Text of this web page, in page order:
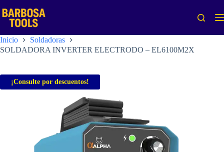
al
contenido
Inicio
Soldadoras
SOLDADORA INVERTER ELECTRODO – EL6100M2X
¡Consulte por descuentos!